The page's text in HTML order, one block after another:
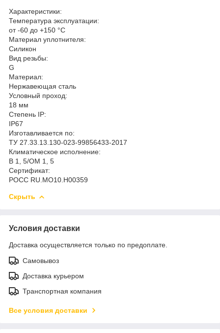
Характеристики:
Температура эксплуатации:
от -60 до +150 °С
Материал уплотнителя:
Силикон
Вид резьбы:
G
Материал:
Нержавеющая сталь
Условный проход:
18 мм
Степень IP:
IP67
Изготавливается по:
ТУ 27.33.13.130-023-99856433-2017
Климатическое исполнение:
В 1, 5/ОМ 1, 5
Сертификат:
РОСС RU.MO10.H00359
Скрыть
Условия доставки
Доставка осуществляется только по предоплате.
Самовывоз
Доставка курьером
Транспортная компания
Все условия доставки